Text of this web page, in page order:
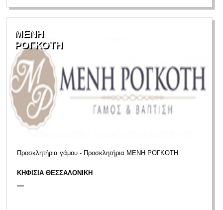
ΜΕΝΗ
ΡΟΓΚΟΤΗ
Προσκλητήρια γάμου - Προσκλητήρια ΜΕΝΗ ΡΟΓΚΟΤΗ
ΚΗΦΙΣΙΑ ΘΕΣΣΑΛΟΝΙΚΗ
—